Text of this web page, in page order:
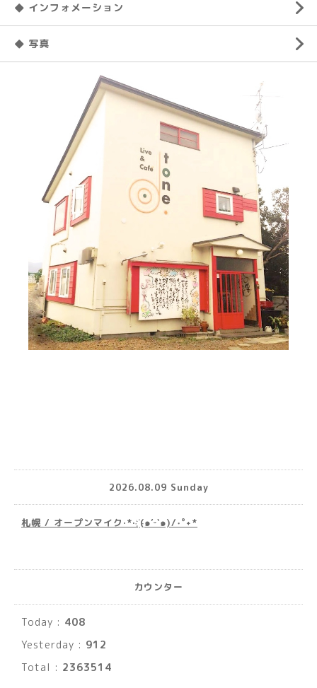
◆ インフォメーション
◆ 写真
2026.08.09 Sunday
札幌 / オープンマイク·*· ҉(๑′ᵕ‵๑)/‧˚︎˖*
カウンター
Today : 408
Yesterday : 912
Total : 2363514